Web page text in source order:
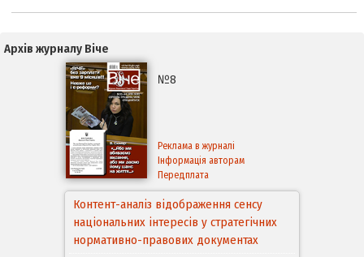
Архів журналу Віче
№8
Реклама в журналі
Інформація авторам
Передплата
Аспекти правового забезпечення
відновлення дії окремих положень
Конституції України